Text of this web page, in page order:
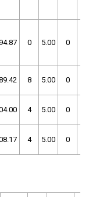
0 5.00 0
8 5.00 0
4 5.00 0
4 5.00 0